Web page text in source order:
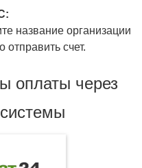
название организации
счет.
оплаты через